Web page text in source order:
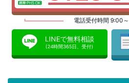
電話受付時間 9:00
LINEで無料相談
(24時間365日、受付)